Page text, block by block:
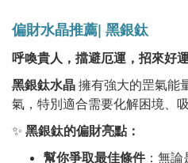
偏財水晶推薦| 黑銀鈦
呼喚貴人，擋避厄運，招來好
黑銀鈦水晶擁有強大的罡氣能
氣，特別適合需要化解困境、
✨ 黑銀鈦的偏財亮點：
幫你爭取最佳條件：無論